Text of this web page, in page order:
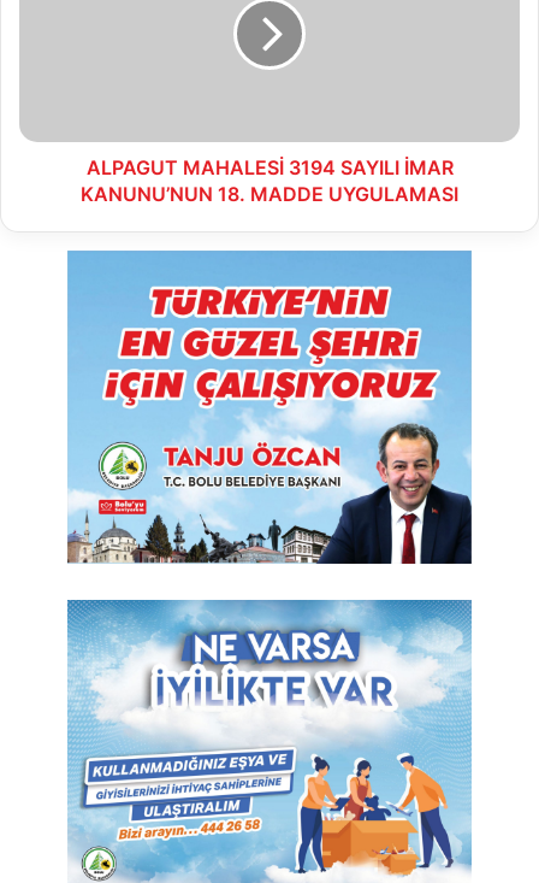
UYGULAMASI
ALPAGUT MAHALESİ 3194 SAYILI İMAR
KANUNU’NUN 18. MADDE UYGULAMASI